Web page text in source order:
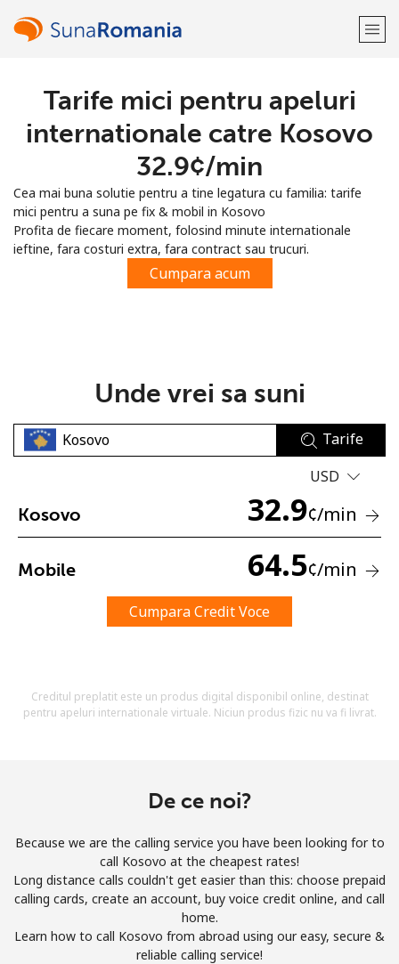
Bine-ai venit!
Inregistreaza-te cu
Lipsa parola
Minim 8 litere
Un simbol/litera speciala
Prin deschiderea unui cont pe acest site, sunt de acord cu
Inregistreaza-te
Tarife mici pentru apeluri
internationale catre Kosovo
⁦32.9¢⁩/min
Cea mai buna solutie pentru a tine legatura cu familia: tarife
mici pentru a suna pe fix & mobil in Kosovo
Profita de fiecare moment, folosind minute internationale
ieftine, fara costuri extra, fara contract sau trucuri.
Cumpara acum
Unde vrei sa suni
Tarife
USD
Kosovo 32.9¢/min
Mobile 64.5¢/min
Cumpara Credit Voce
Creditul preplatit este un produs digital disponibil online, destinat
pentru apeluri internationale virtuale. Niciun produs fizic nu va fi livrat.
De ce noi?
Because we are the calling service you have been looking for to
call Kosovo at the cheapest rates!
Long distance calls couldn't get easier than this: choose prepaid
calling cards, create an account, buy voice credit online, and call
home.
Learn how to call Kosovo from abroad using our easy, secure &
reliable calling service!